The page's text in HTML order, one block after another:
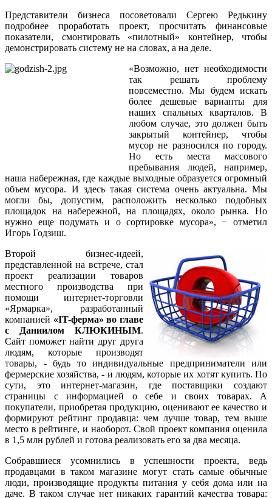
Представители бизнеса посоветовали Сергею Редькину
подробнее проработать проект, просчитать финансовые
показатели, смонтировать «пилотный» контейнер, чтобы
демонстрировать систему не на словах, а на деле.
«Возможно, нет необходимости
так решать проблему
повсеместно. Мы будем искать
более дешевые варианты для
наших спальных кварталов. В
любом случае, это должен быть
закрытый контейнер, чтобы
мусор не разносился по городу.
Но есть места массового
пребывания людей, например,
наша набережная, где каждые выходные образуется огромный
объем мусора. И здесь такая система очень актуальна. Мы
могли бы, допустим, расположить несколько подобных
площадок на набережной, на площадях, около рынка. Но
нужно еще подумать и о сортировке мусора», − отметил
Игорь Годзиш.
Второй бизнес-идеей,
представленной на встрече, стал
проект реализации товаров
местного производства при
помощи интернет-торговли
«Ярмарка», разработанный
компанией «IT-ферма» во главе
с Даниилом КЛЮКИНЫМ.
Сайт поможет найти друг друга
людям, которые производят
товары, - будь то индивидуальные предприниматели или
фермерские хозяйства, - и людям, которые их хотят купить. По
сути, это интернет-магазин, где поставщики создают
страницы с информацией о себе и своих товарах. А
покупатели, приобретая продукцию, оценивают ее качество и
формируют рейтинг продавца: чем лучше товар, тем выше
место в рейтинге, и наоборот. Свой проект компания оценила
в 1,5 млн рублей и готова реализовать его за два месяца.
Собравшиеся усомнились в успешности проекта, ведь
продавцами в таком магазине могут стать самые обычные
люди, производящие продукты питания у себя дома или на
даче. В таком случае нет никаких гарантий качества товара: